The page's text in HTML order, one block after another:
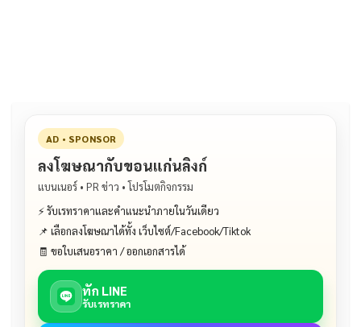
AD • SPONSOR
ลงโฆษณากับขอนแก่นลิงก์
แบนเนอร์ • PR ข่าว • โปรโมตกิจกรรม
⚡ รับเรทราคาและคำแนะนำภายในวันเดียว
📌 เลือกลงโฆษณาได้ทั้ง เว็บไซต์/Facebook/Tiktok
🧾 ขอใบเสนอราคา / ออกเอกสารได้
ทัก LINE
รับเรทราคา